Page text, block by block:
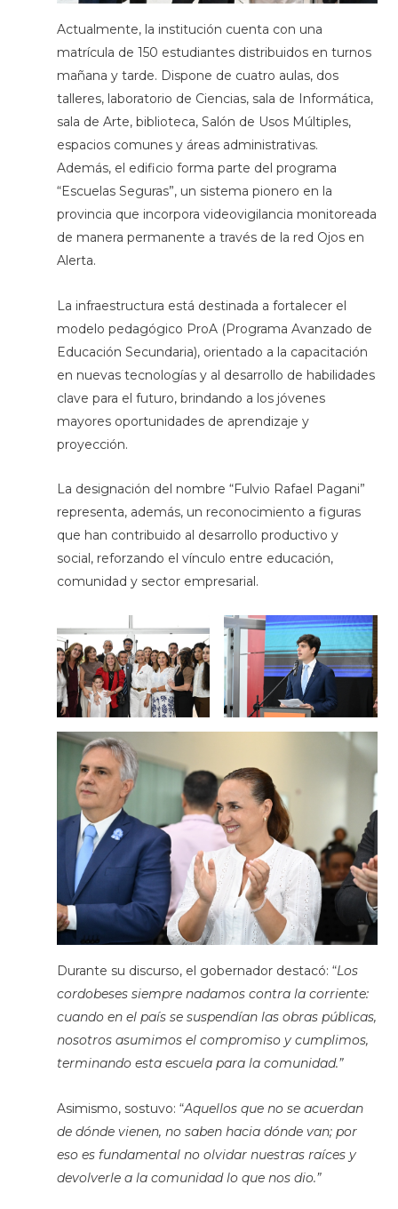
Actualmente, la institución cuenta con una
matrícula de 150 estudiantes distribuidos en turnos
mañana y tarde. Dispone de cuatro aulas, dos
talleres, laboratorio de Ciencias, sala de Informática,
sala de Arte, biblioteca, Salón de Usos Múltiples,
espacios comunes y áreas administrativas.
Además, el edificio forma parte del programa
“Escuelas Seguras”, un sistema pionero en la
provincia que incorpora videovigilancia monitoreada
de manera permanente a través de la red Ojos en
Alerta.
La infraestructura está destinada a fortalecer el
modelo pedagógico ProA (Programa Avanzado de
Educación Secundaria), orientado a la capacitación
en nuevas tecnologías y al desarrollo de habilidades
clave para el futuro, brindando a los jóvenes
mayores oportunidades de aprendizaje y
proyección.
La designación del nombre “Fulvio Rafael Pagani”
representa, además, un reconocimiento a figuras
que han contribuido al desarrollo productivo y
social, reforzando el vínculo entre educación,
comunidad y sector empresarial.
Durante su discurso, el gobernador destacó: “Los
cordobeses siempre nadamos contra la corriente:
cuando en el país se suspendían las obras públicas,
nosotros asumimos el compromiso y cumplimos,
terminando esta escuela para la comunidad.”
Asimismo, sostuvo: “Aquellos que no se acuerdan
de dónde vienen, no saben hacia dónde van; por
eso es fundamental no olvidar nuestras raíces y
devolverle a la comunidad lo que nos dio.”